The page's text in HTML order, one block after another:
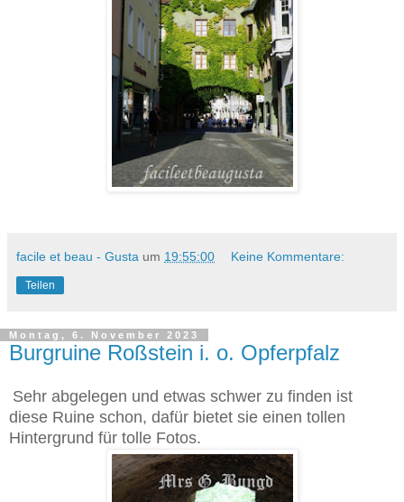
facile et beau - Gusta um 19:55:00 Keine Kommentare:
Teilen
Montag, 6. November 2023
Burgruine Roßstein i. o. Opferpfalz
Sehr abgelegen und etwas schwer zu finden ist
diese Ruine schon, dafür bietet sie einen tollen
Hintergrund für tolle Fotos.